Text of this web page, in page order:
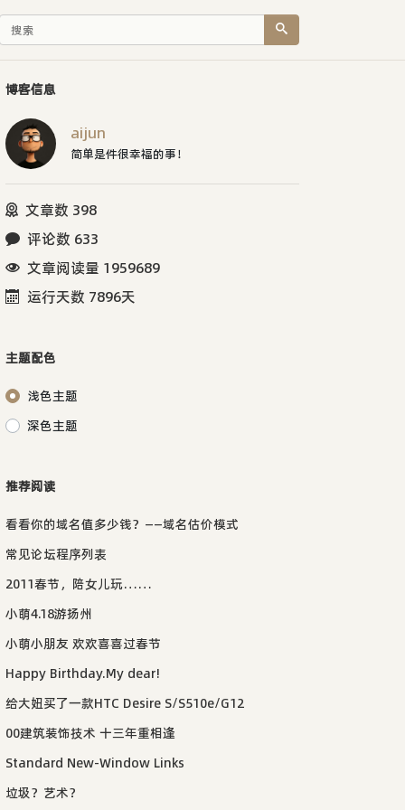
博客信息
aijun
简单是件很幸福的事！
文章数 398
评论数 633
文章阅读量 1959689
运行天数 7896天
主题配色
浅色主题
深色主题
推荐阅读
看看你的域名值多少钱？——域名估价模式
常见论坛程序列表
2011春节，陪女儿玩……
小萌4.18游扬州
小萌小朋友 欢欢喜喜过春节
Happy Birthday.My dear!
给大妞买了一款HTC Desire S/S510e/G12
00建筑装饰技术 十三年重相逢
Standard New-Window Links
垃圾？艺术？